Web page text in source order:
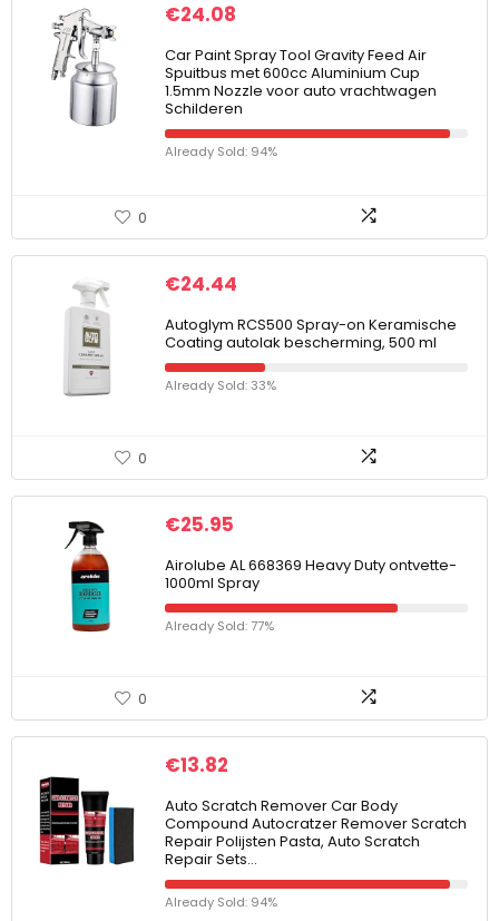
€24.08
Car Paint Spray Tool Gravity Feed Air
Spuitbus met 600cc Aluminium Cup
1.5mm Nozzle voor auto vrachtwagen
Schilderen
Already Sold: 94%
0
€24.44
Autoglym RCS500 Spray-on Keramische
Coating autolak bescherming, 500 ml
Already Sold: 33%
0
€25.95
Airolube AL 668369 Heavy Duty ontvette-
1000ml Spray
Already Sold: 77%
0
€13.82
Auto Scratch Remover Car Body
Compound Autocratzer Remover Scratch
Repair Polijsten Pasta, Auto Scratch
Repair Sets…
Already Sold: 94%